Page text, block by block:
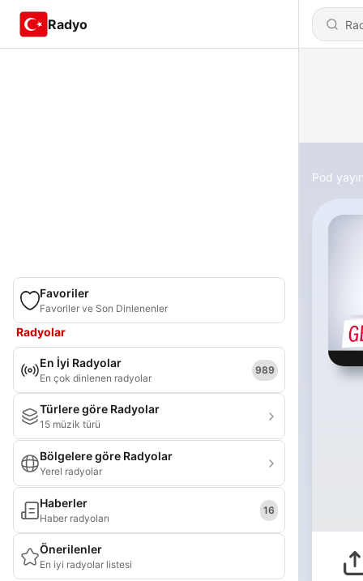
Radyo
Favoriler
Favoriler ve Son Dinlenenler
Radyolar
En İyi Radyolar
En çok dinlenen radyolar
989
Türlere göre Radyolar
15 müzik türü
Bölgelere göre Radyolar
Yerel radyolar
Haberler
Haber radyoları
16
Önerilenler
En iyi radyolar listesi
Pod